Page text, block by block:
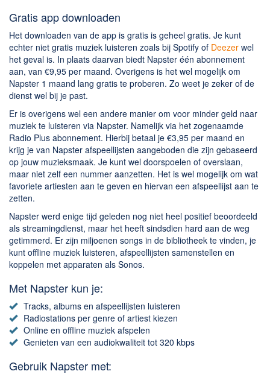
Planning en organisatie
Tekst en Administratie
Overige
Algemeen
Chatten en bellen
Dating apps
Parkeer apps
Rar en Zip (Compressie - Unzip)
Shopping
Spelletjes en Games
Webbrowsers
Gratis app downloaden
Het downloaden van de app is gratis is geheel gratis. Je kunt
echter niet gratis muziek luisteren zoals bij Spotify of Deezer wel
het geval is. In plaats daarvan biedt Napster één abonnement
aan, van €9,95 per maand. Overigens is het wel mogelijk om
Napster 1 maand lang gratis te proberen. Zo weet je zeker of de
dienst wel bij je past.
Er is overigens wel een andere manier om voor minder geld naar
muziek te luisteren via Napster. Namelijk via het zogenaamde
Radio Plus abonnement. Hierbij betaal je €3,95 per maand en
krijg je van Napster afspeellijsten aangeboden die zijn gebaseerd
op jouw muzieksmaak. Je kunt wel doorspoelen of overslaan,
maar niet zelf een nummer aanzetten. Het is wel mogelijk om wat
favoriete artiesten aan te geven en hiervan een afspeellijst aan te
zetten.
Napster werd enige tijd geleden nog niet heel positief beoordeeld
als streamingdienst, maar het heeft sindsdien hard aan de weg
getimmerd. Er zijn miljoenen songs in de bibliotheek te vinden, je
kunt offline muziek luisteren, afspeellijsten samenstellen en
koppelen met apparaten als Sonos.
Met Napster kun je:
Tracks, albums en afspeellijsten luisteren
Radiostations per genre of artiest kiezen
Online en offline muziek afspelen
Genieten van een audiokwaliteit tot 320 kbps
Gebruik Napster met: